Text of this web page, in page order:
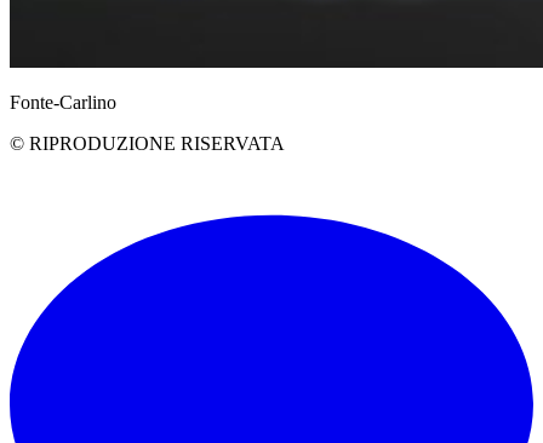
Fonte-Carlino
© RIPRODUZIONE RISERVATA